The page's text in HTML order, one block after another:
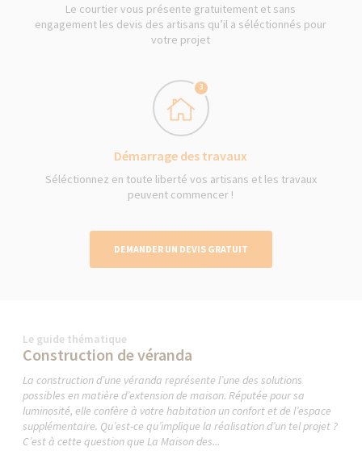
Le courtier vous présente gratuitement et sans
engagement les devis des artisans qu’il a séléctionnés pour
votre projet
3
Démarrage des travaux
Séléctionnez en toute liberté vos artisans et les travaux
peuvent commencer !
DEMANDER UN DEVIS GRATUIT
Le guide thématique
Construction de véranda
La construction d’une véranda représente l’une des solutions
possibles en matière d’extension de maison. Réputée pour sa
luminosité, elle confère à votre habitation un confort et de l’espace
supplémentaire. Qu’est-ce qu’implique la réalisation d’un tel projet ?
C’est à cette question que La Maison des...